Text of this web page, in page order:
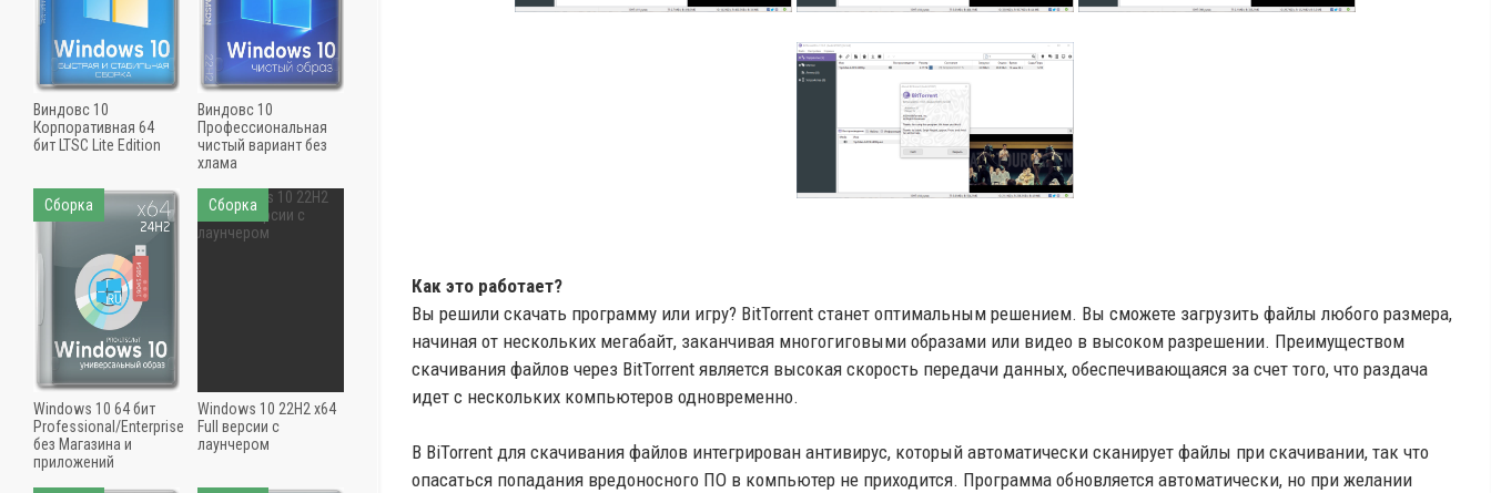
Как это работает?
Вы решили скачать программу или игру? BitTorrent станет оптимальным решением. Вы сможете загрузить файлы любого размера,
начиная от нескольких мегабайт, заканчивая многогиговыми образами или видео в высоком разрешении. Преимуществом
скачивания файлов через BitTorrent является высокая скорость передачи данных, обеспечивающаяся за счет того, что раздача
идет с нескольких компьютеров одновременно.
В BiTorrent для скачивания файлов интегрирован антивирус, который автоматически сканирует файлы при скачивании, так что
опасаться попадания вредоносного ПО в компьютер не приходится. Программа обновляется автоматически, но при желании
Виндовс 10
Корпоративная 64
бит LTSC Lite Edition
Виндовс 10
Профессиональная
чистый вариант без
хлама
Сборка
Windows 10 64 бит
Professional/Enterprise
без Магазина и
приложений
Сборка
Windows 10 22H2 x64
Full версии с
лаунчером